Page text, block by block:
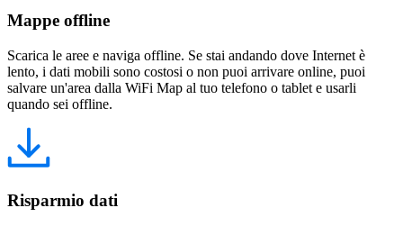
Mappe offline
Scarica le aree e naviga offline. Se stai andando dove Internet è
lento, i dati mobili sono costosi o non puoi arrivare online, puoi
salvare un'area dalla WiFi Map al tuo telefono o tablet e usarli
quando sei offline.
Risparmio dati